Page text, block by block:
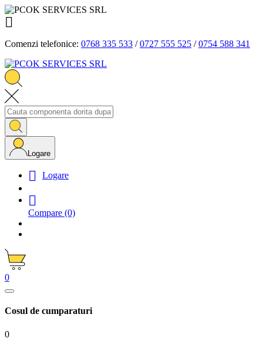

Comenzi telefonice: 0768 335 533 /0727 555 525 /0754 588 341
Logare
 Logare

Compare (0)
0
Cosul de cumparaturi
0